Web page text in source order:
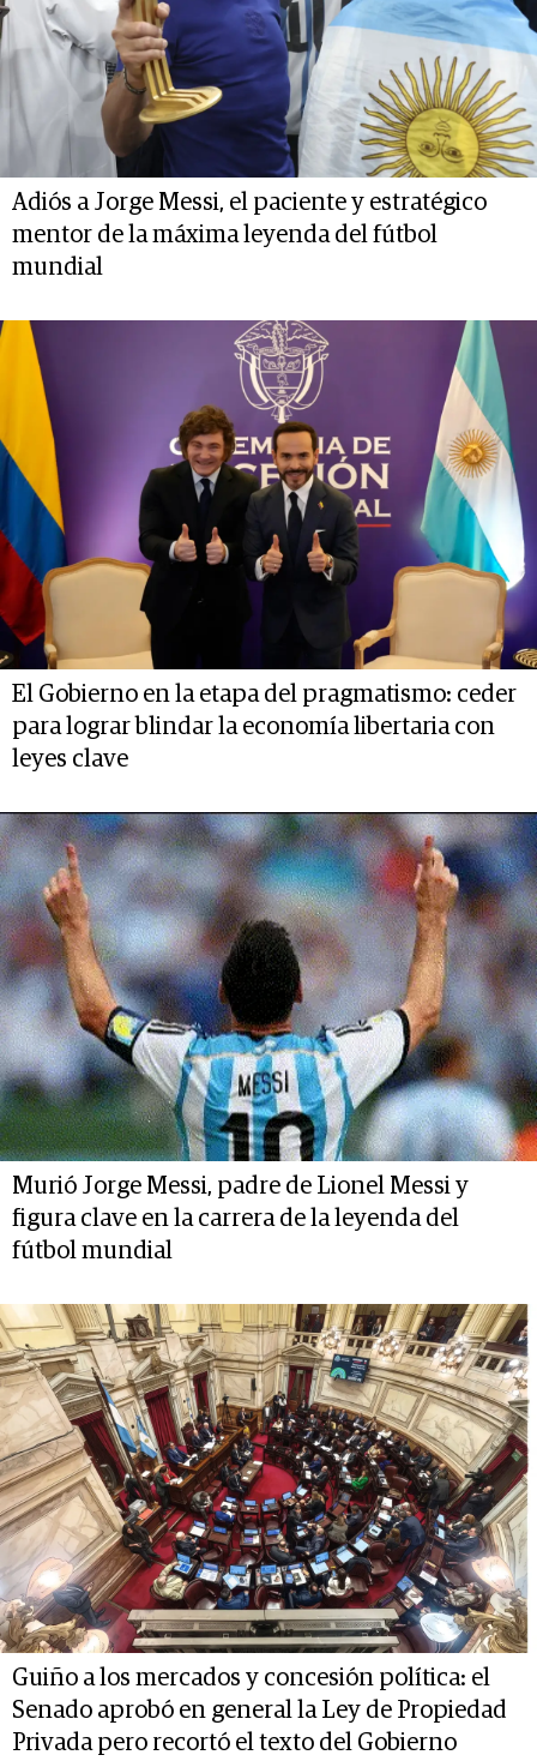
Adiós a Jorge Messi, el paciente y estratégico
mentor de la máxima leyenda del fútbol
mundial
El Gobierno en la etapa del pragmatismo: ceder
para lograr blindar la economía libertaria con
leyes clave
Murió Jorge Messi, padre de Lionel Messi y
figura clave en la carrera de la leyenda del
fútbol mundial
Guiño a los mercados y concesión política: el
Senado aprobó en general la Ley de Propiedad
Privada pero recortó el texto del Gobierno